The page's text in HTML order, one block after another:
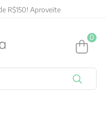
R$150! Aproveite
0